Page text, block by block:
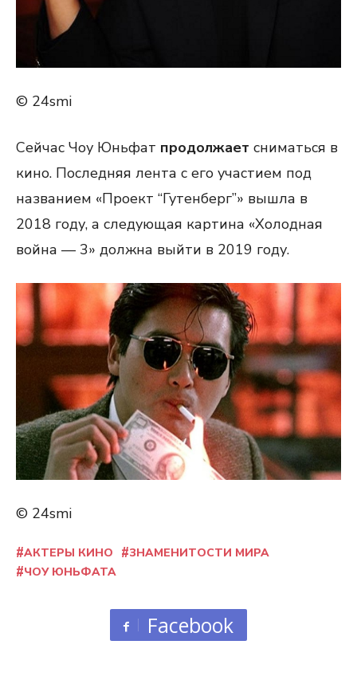
© 24smi
Сейчас Чоу Юньфат продолжает сниматься в
кино. Последняя лента с его участием под
названием «Проект “Гутенберг”» вышла в
2018 году, а следующая картина «Холодная
война — 3» должна выйти в 2019 году.
© 24smi
АКТЕРЫ КИНО
ЗНАМЕНИТОСТИ МИРА
ЧОУ ЮНЬФАТА
Facebook